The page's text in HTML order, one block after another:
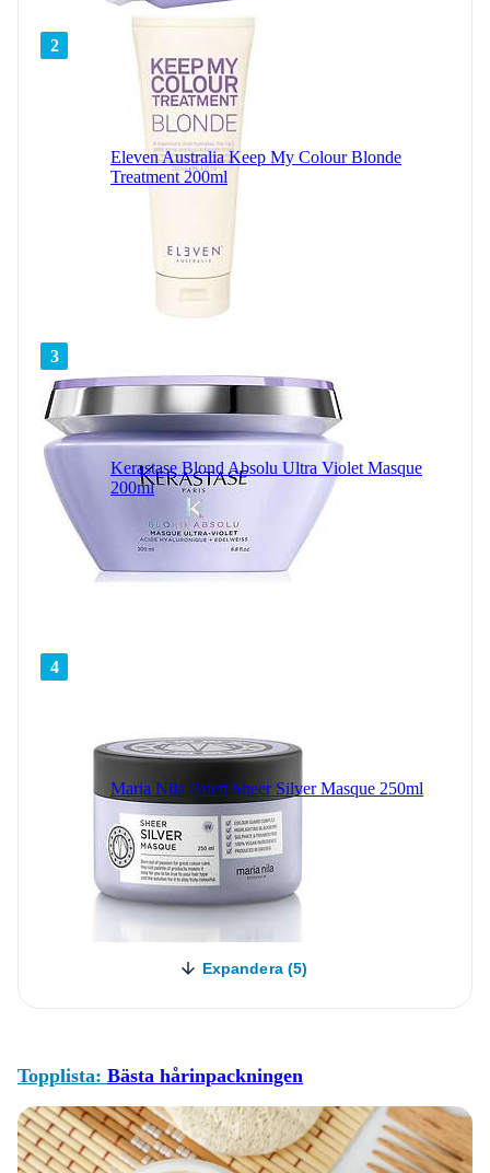
2
Eleven Australia Keep My Colour Blonde
Treatment 200ml
3
Kerastase Blond Absolu Ultra Violet Masque
200ml
4
Maria Nila Palett Sheer Silver Masque 250ml
Expandera (5)
Topplista: Bästa hårinpackningen